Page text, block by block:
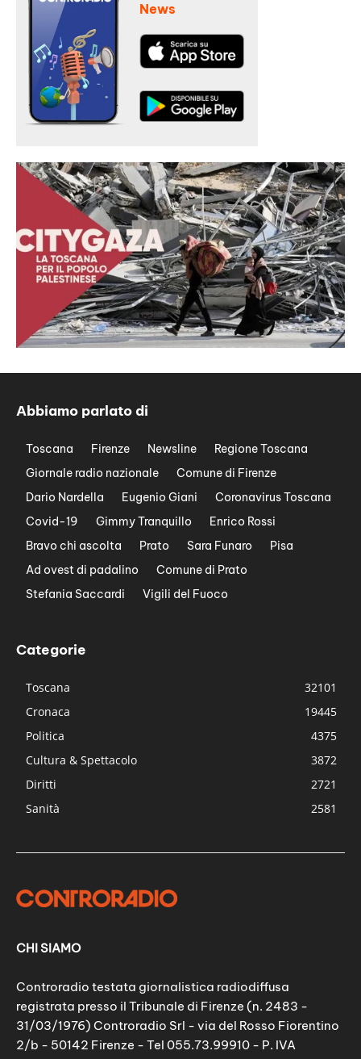
News
Abbiamo parlato di
Toscana Firenze Newsline
Regione Toscana
Giornale radio nazionale
Comune di Firenze
Dario Nardella
Eugenio Giani
Coronavirus Toscana
Covid-19
Gimmy Tranquillo
Enrico Rossi
Bravo chi ascolta
Prato Sara Funaro
Pisa
Ad ovest di padalino
Comune di Prato
Stefania Saccardi
Vigili del Fuoco
Categorie
Toscana
32101
Cronaca
19445
Politica
4375
Cultura & Spettacolo
3872
Diritti
2721
Sanità
2581
CHI SIAMO
Controradio testata giornalistica radiodiffusa
registrata presso il Tribunale di Firenze (n. 2483 -
31/03/1976) Controradio Srl - via del Rosso Fiorentino
2/b - 50142 Firenze - Tel 055.73.99910 - P. IVA